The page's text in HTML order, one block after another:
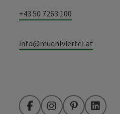
+43 50 7263 100
info@muehlviertel.at
FacebookInstagramPinterestLinkedIn